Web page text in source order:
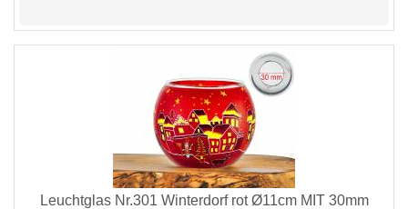
Leuchtglas Nr.301 Winterdorf rot Ø11cm MIT 30mm